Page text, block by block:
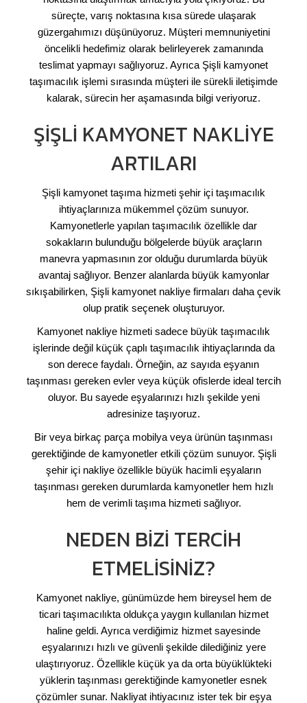
süreçte, varış noktasına kısa sürede ulaşarak
güzergahımızı düşünüyoruz. Müşteri memnuniyetini
öncelikli hedefimiz olarak belirleyerek zamanında
teslimat yapmayı sağlıyoruz. Ayrıca Şişli kamyonet
taşımacılık işlemi sırasında müşteri ile sürekli iletişimde
kalarak, sürecin her aşamasında bilgi veriyoruz.
ŞIŞLI KAMYONET NAKLIYE
ARTILARI
Şişli kamyonet taşıma hizmeti şehir içi taşımacılık
ihtiyaçlarınıza mükemmel çözüm sunuyor.
Kamyonetlerle yapılan taşımacılık özellikle dar
sokakların bulunduğu bölgelerde büyük araçların
manevra yapmasının zor olduğu durumlarda büyük
avantaj sağlıyor. Benzer alanlarda büyük kamyonlar
sıkışabilirken, Şişli kamyonet nakliye firmaları daha çevik
olup pratik seçenek oluşturuyor.
Kamyonet nakliye hizmeti sadece büyük taşımacılık
işlerinde değil küçük çaplı taşımacılık ihtiyaçlarında da
son derece faydalı. Örneğin, az sayıda eşyanın
taşınması gereken evler veya küçük ofislerde ideal tercih
oluyor. Bu sayede eşyalarınızı hızlı şekilde yeni
adresinize taşıyoruz.
Bir veya birkaç parça mobilya veya ürünün taşınması
gerektiğinde de kamyonetler etkili çözüm sunuyor. Şişli
şehir içi nakliye özellikle büyük hacimli eşyaların
taşınması gereken durumlarda kamyonetler hem hızlı
hem de verimli taşıma hizmeti sağlıyor.
NEDEN BIZI TERCIH
ETMELISINIZ?
Kamyonet nakliye, günümüzde hem bireysel hem de
ticari taşımacılıkta oldukça yaygın kullanılan hizmet
haline geldi. Ayrıca verdiğimiz hizmet sayesinde
eşyalarınızı hızlı ve güvenli şekilde dilediğiniz yere
ulaştırıyoruz. Özellikle küçük ya da orta büyüklükteki
yüklerin taşınması gerektiğinde kamyonetler esnek
çözümler sunar. Nakliyat ihtiyacınız ister tek bir eşya